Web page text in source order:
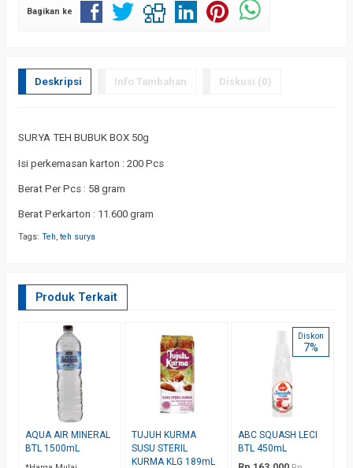
Bagikan ke
Deskripsi Info Tambahan Diskusi (0)
SURYA TEH BUBUK BOX 50g
Isi perkemasan karton : 200 Pcs
Berat Per Pcs : 58 gram
Berat Perkarton : 11.600 gram
Tags: Teh, teh surya
Produk Terkait
AQUA AIR MINERAL
BTL 1500mL
TUJUH KURMA
SUSU STERIL
KURMA KLG 189mL
Diskon
7%
ABC SQUASH LECI
BTL 450mL